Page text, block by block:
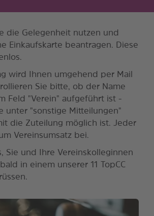
die Gelegenheit nutzen und
Einkaufskarte beantragen. Diese
wird Ihnen umgehend per Mail
Sie bitte, ob der Name
Feld "Verein" aufgeführt ist -
unter "sonstige Mitteilungen"
die Zuteilung möglich ist. Jeder
Vereinsumsatz bei.
Sie und Ihre Vereinskolleginnen
in einem unserer 11 TopCC